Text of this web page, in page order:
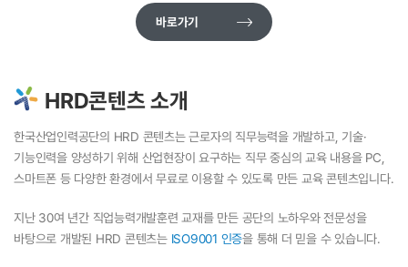
바로가기
HRD콘텐츠 소개
한국산업인력공단의 HRD 콘텐츠는 근로자의 직무능력을 개발하고, 기술·
기능인력을 양성하기 위해 산업현장이 요구하는 직무 중심의 교육 내용을 PC,
스마트폰 등 다양한 환경에서 무료로 이용할 수 있도록 만든 교육 콘텐츠입니다.
지난 30여 년간 직업능력개발훈련 교재를 만든 공단의 노하우와 전문성을
바탕으로 개발된 HRD 콘텐츠는 ISO9001 인증을 통해 더 믿을 수 있습니다.